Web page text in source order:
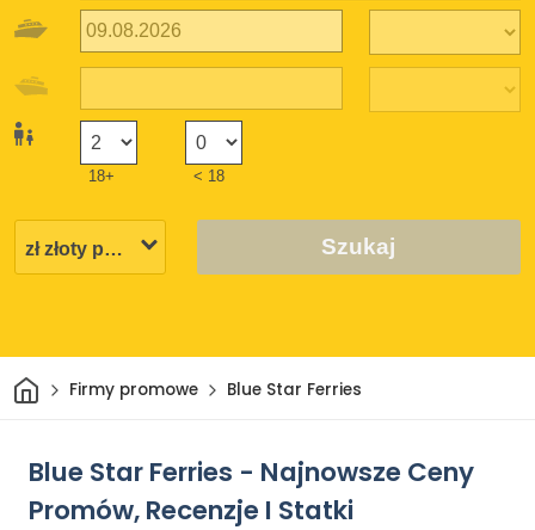
18+ < 18
Szukaj
DomFirmy promowe Blue Star Ferries
Blue Star Ferries - Najnowsze Ceny
Promów, Recenzje I Statki